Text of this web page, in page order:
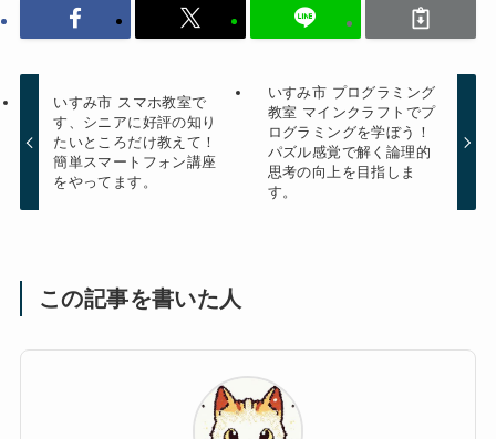
いすみ市 スマホ教室で
す、シニアに好評の知り
たいところだけ教えて！
簡単スマートフォン講座
をやってます。
いすみ市 プログラミング
教室 マインクラフトでプ
ログラミングを学ぼう！
パズル感覚で解く論理的
思考の向上を目指しま
す。
この記事を書いた人